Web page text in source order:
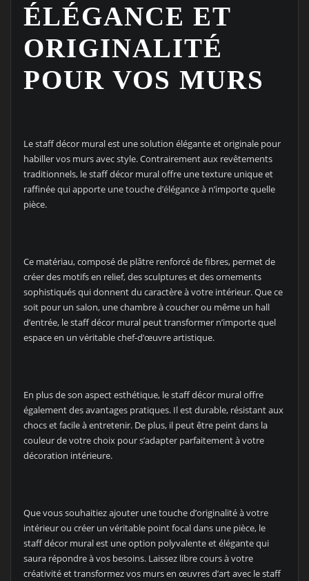
ÉLÉGANCE ET
ORIGINALITÉ
POUR VOS MURS
Le staff décor mural est une solution élégante et originale pour
habiller vos murs avec style. Contrairement aux revêtements
traditionnels, le staff décor mural offre une texture unique et
raffinée qui apporte une touche d’élégance à n’importe quelle
pièce.
Ce matériau, composé de plâtre renforcé de fibres, permet de
créer des motifs en relief, des sculptures et des ornements
sophistiqués qui donnent du caractère à votre intérieur. Que ce
soit pour un salon, une chambre à coucher ou même un hall
d’entrée, le staff décor mural peut transformer n’importe quel
espace en un véritable chef-d’œuvre artistique.
En plus de son aspect esthétique, le staff décor mural offre
également des avantages pratiques. Il est durable, résistant aux
chocs et facile à entretenir. De plus, il peut être peint dans la
couleur de votre choix pour s’adapter parfaitement à votre
décoration intérieure.
Que vous souhaitiez ajouter une touche d’originalité à votre
intérieur ou créer un véritable point focal dans une pièce, le
staff décor mural est une option polyvalente et élégante qui
saura répondre à vos besoins. Laissez libre cours à votre
créativité et transformez vos murs en œuvres d’art avec le staff